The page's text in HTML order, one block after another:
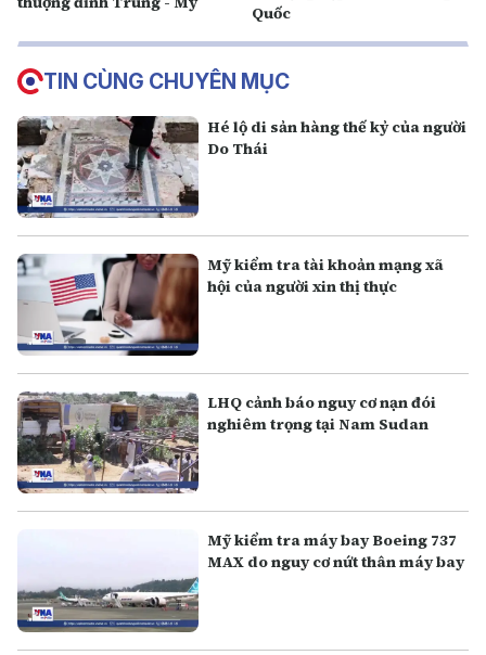
Quốc
TIN CÙNG CHUYÊN MỤC
Hé lộ di sản hàng thế kỷ của người
Do Thái
Mỹ kiểm tra tài khoản mạng xã
hội của người xin thị thực
LHQ cảnh báo nguy cơ nạn đói
nghiêm trọng tại Nam Sudan
Mỹ kiểm tra máy bay Boeing 737
MAX do nguy cơ nứt thân máy bay